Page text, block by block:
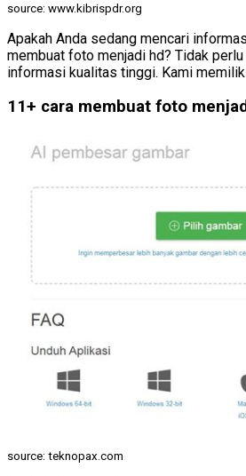
source: www.kibrispdr.org
Apakah Anda sedang mencari
membuat foto menjadi hd? Tidak
informasi kualitas tinggi. Kami
11+ cara membuat foto
source: teknopax.com